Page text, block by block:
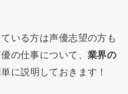
いる方は声優志望の方も
の仕事について、 業界の
に説明しておきます！